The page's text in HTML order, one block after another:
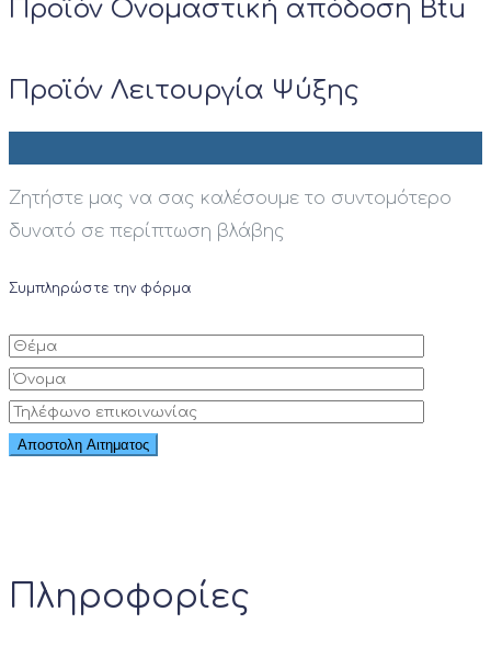
Προϊόν Ονομαστική απόδοση Btu
Προϊόν Λειτουργία Ψύξης
Ζητήστε μας να σας καλέσουμε το συντομότερο
δυνατό σε περίπτωση βλάβης
Συμπληρώστε την φόρμα
Πληροφορίες